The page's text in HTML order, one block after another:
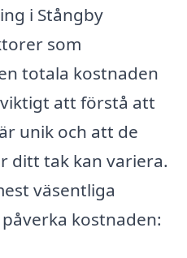
i Stångby
som
totala kostnaden
att förstå att
unik och att de
ditt tak kan variera.
väsentliga
kostnaden: